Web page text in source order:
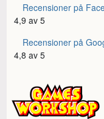
Recensioner på
4,9 av 5
Recensioner på
4,8 av 5